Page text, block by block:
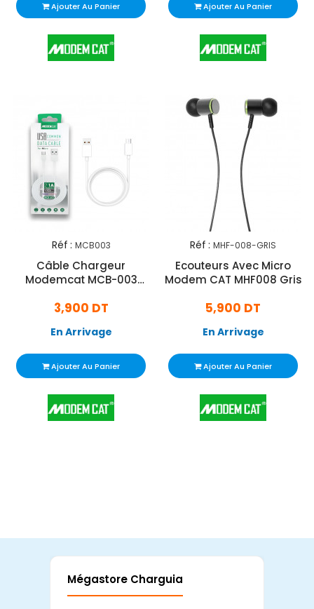
Ajouter Au Panier Ajouter Au Panier
Réf : MCB003
Câble Chargeur
Modemcat MCB-003
3,900 DT
En Arrivage
Ajouter Au Panier
Réf : MHF-008-GRIS
Ecouteurs Avec Micro
Modem CAT MHF008 Gris
5,900 DT
En Arrivage
Ajouter Au Panier
Mégastore Charguia